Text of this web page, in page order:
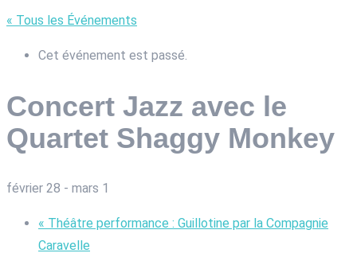
« Tous les Événements
Cet événement est passé.
Concert Jazz avec le
Quartet Shaggy Monkey
février 28 - mars 1
« Théâtre performance : Guillotine par la Compagnie
Caravelle